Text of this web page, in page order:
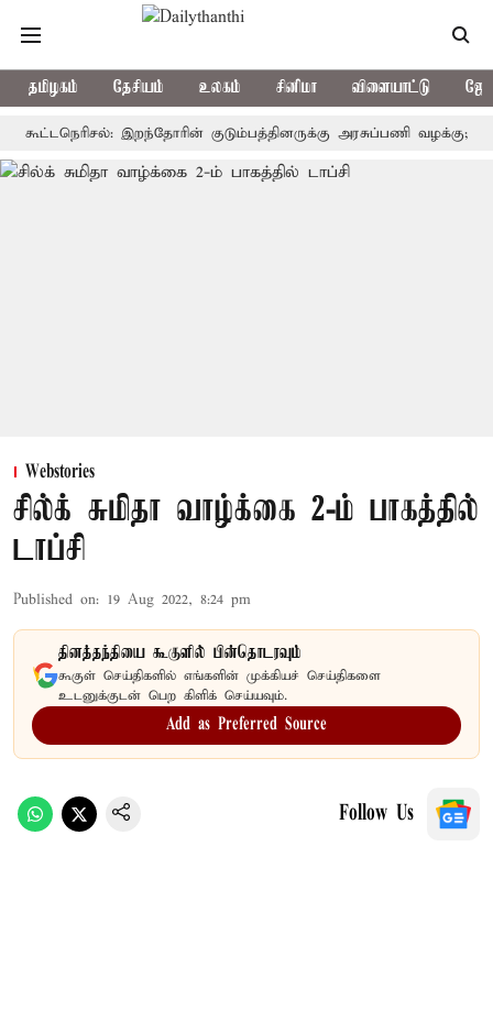
தமிழகம் தேசியம் உலகம் சினிமா விளையாட்டு
இறந்தோரின் குடும்பத்தினருக்கு அரசுப்பணி வழக்கு; வரும்
Webstories
சில்க் சுமிதா வாழ்க்கை 2-ம் பாகத்தில்
டாப்சி
Published on: 19 Aug 2022, 8:24 pm
தினத்தந்தியை கூகுளில் பின்தொடரவும்
கூகுள் செய்திகளில் எங்களின் முக்கியச் செய்திகளை
உடனுக்குடன் பெற கிளிக் செய்யவும்.
Add as Preferred Source
Follow Us